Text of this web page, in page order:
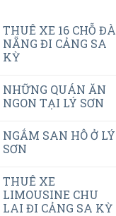
THUÊ XE 16 CHỖ ĐÀ
NẴNG ĐI CẢNG SA
KỲ
NHỮNG QUÁN ĂN
NGON TẠI LÝ SƠN
NGẮM SAN HÔ Ở LÝ
SƠN
THUÊ XE
LIMOUSINE CHU
LAI ĐI CẢNG SA KỲ